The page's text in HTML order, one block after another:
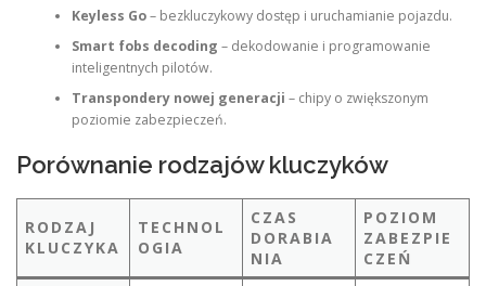
Keyless Go– bezkluczykowy dostęp i uruchamianie pojazdu.
Smart fobs decoding – dekodowanie i programowanie
inteligentnych pilotów.
Transpondery nowej generacji – chipy o zwiększonym
poziomie zabezpieczeń.
Porównanie rodzajów kluczyków
RODZAJ
KLUCZYKA
TECHNOL
OGIA
CZAS
DORABIA
NIA
POZIOM
ZABEZPIE
CZEŃ